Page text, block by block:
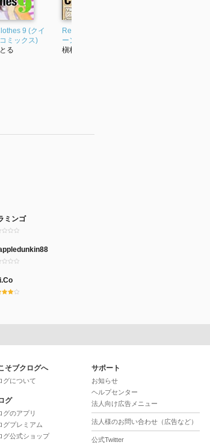
9 (クイ
ミックス)
る
Real Clothes 2 (クイ
ーンズコミックス)
槇村さとる
ミンゴ
そブクログへ
グについて
グ
グのアプリ
グプレミアム
グ公式ショップ
サポート
お知らせ
ヘルプセンター
法人向け広告メニュー
法人様のお問い合わせ（広告など）
公式Twitter